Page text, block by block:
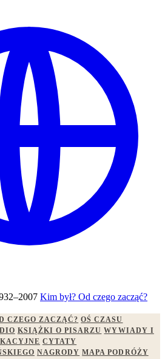
Kim był? Od czego zacząć?
CZEGO ZACZĄĆ? OŚ CZASU
KSIĄŻKI O PISARZU WYWIADY I
CYTATY
NAGRODY MAPA PODRÓŻY